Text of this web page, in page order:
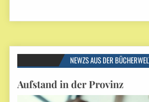
NEWZS AUS DER
Aufstand in der Provinz